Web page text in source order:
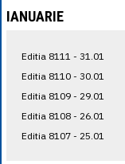
IANUARIE
Editia 8111 - 31.01
Editia 8110 - 30.01
Editia 8109 - 29.01
Editia 8108 - 26.01
Editia 8107 - 25.01